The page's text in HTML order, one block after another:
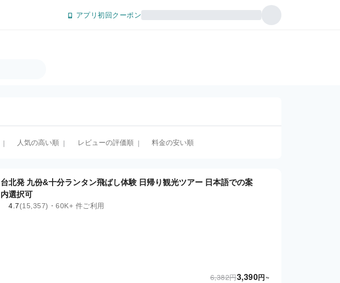
アプリ初回クーポン
| 人気の高い順 | レビューの評価順 | 料金の安い順
台北発 九份&十分ランタン飛ばし体験 日帰り観光ツアー 日本語での案
内選択可
4.7(15,357)・60K+ 件ご利用
円
3,390 ~
円
6,382